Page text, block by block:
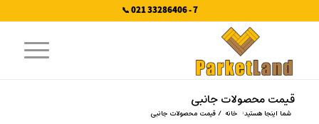
7 - 33286406 021 📞
قیمت محصولات جانبی
شما اینجا هستید: خانه / قیمت محصولات جانبی